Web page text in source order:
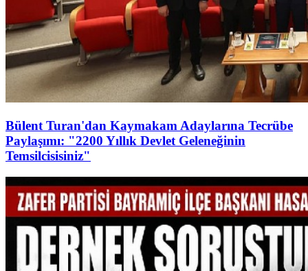
Bülent Turan'dan Kaymakam Adaylarına Tecrübe
Paylaşımı: "2200 Yıllık Devlet Geleneğinin
Temsilcisisiniz"